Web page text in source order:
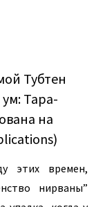
Тубтен
Тара-
на
этих времен,
нирваны”